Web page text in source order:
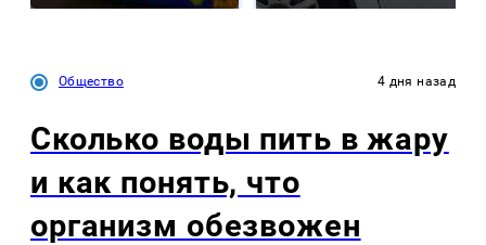
Общество 4 дня назад
Сколько воды пить в жару
и как понять, что
организм обезвожен